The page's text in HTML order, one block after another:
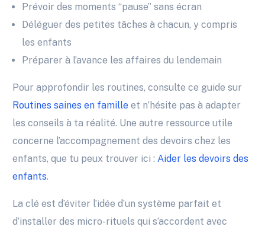
Prévoir des moments “pause” sans écran
Déléguer des petites tâches à chacun, y compris
les enfants
Préparer à l’avance les affaires du lendemain
Pour approfondir les routines, consulte ce guide sur
Routines saines en famille et n’hésite pas à adapter
les conseils à ta réalité. Une autre ressource utile
concerne l’accompagnement des devoirs chez les
enfants, que tu peux trouver ici :Aider les devoirs des
enfants.
La clé est d’éviter l’idée d’un système parfait et
d’installer des micro-rituels qui s’accordent avec